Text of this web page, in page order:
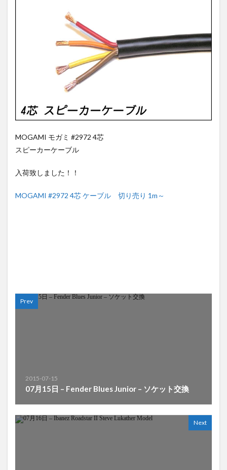
MOGAMI モガミ #2972 4芯
スピーカーケーブル
入荷致しました！！
MOGAMI #2972 4芯 ケーブル 切り売り 1m～
Prev
2015-07-15
07月15日 – Fender Blues Junior – ソケット交換
Next